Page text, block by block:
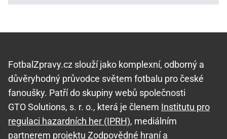
FotbalZpravy.cz slouží jako komplexní, odborný a
důvěryhodný průvodce světem fotbalu pro české
fanoušky. Patří do skupiny webů společnosti
GTO Solutions, s. r. o., která je členem Institutu pro
regulaci hazardních her (IPRH), mediálním
partnerem projektu Zodpovědné hranía